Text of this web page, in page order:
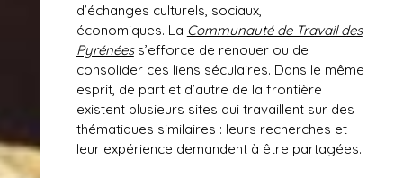
d’échanges culturels, sociaux,
économiques. La Communauté de Travail des
Pyrénéess’efforce de renouer ou de
consolider ces liens séculaires. Dans le même
esprit, de part et d’autre de la frontière
existent plusieurs sites qui travaillent sur des
thématiques similaires : leurs recherches et
leur expérience demandent à être partagées.